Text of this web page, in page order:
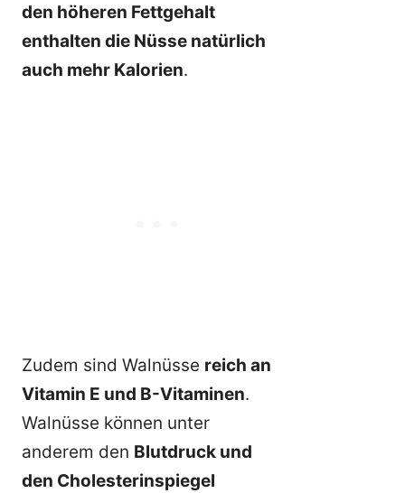
den höheren Fettgehalt
enthalten die Nüsse natürlich
auch mehr Kalorien.
Zudem sind Walnüsse reich an
Vitamin E und B-Vitaminen.
Walnüsse können unter
anderem den Blutdruck und
den Cholesterinspiegel